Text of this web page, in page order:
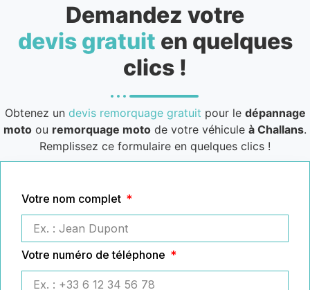
Demandez votre
devis gratuit en quelques
clics !
Obtenez un devis remorquage gratuit pour le dépannage
moto ou remorquage moto de votre véhicule à Challans.
Remplissez ce formulaire en quelques clics !
Votre nom complet
Votre numéro de téléphone